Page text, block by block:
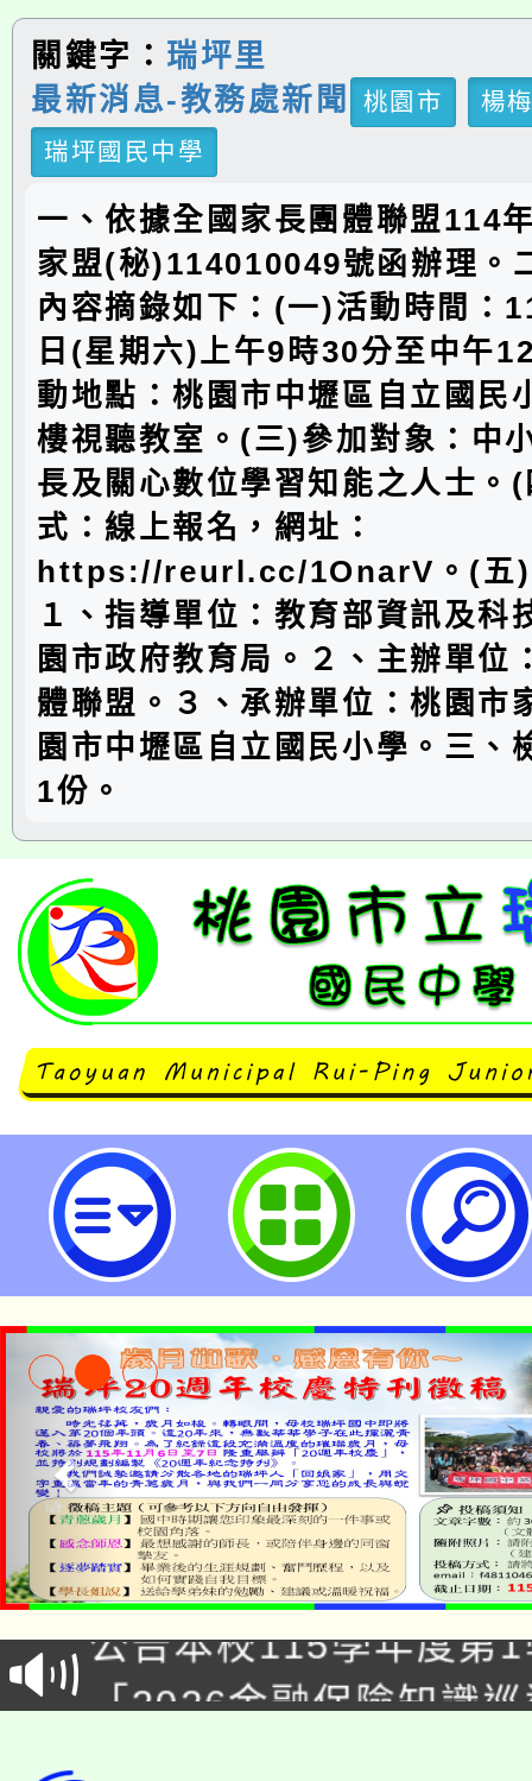
關鍵字： 瑞坪里
最新消息-教務處新聞
桃園市
楊
瑞坪國民中學
一、依據全國家長團體聯盟114
家盟(秘)114010049號函辦理。
內容摘錄如下：(一)活動時間：
日(星期六)上午9時30分至中午
動地點：桃園市中壢區自立國民
樓視聽教室。(三)參加對象：中
長及關心數位學習知能之人士。
式：線上報名，網址：
https://reurl.cc/1OnarV。(五)
１、指導單位：教育部資訊及科
園市政府教育局。２、主辦單位
體聯盟。３、承辦單位：桃園市
園市中壢區自立國民小學。三、
1份。
114年度讓你的孩子贏在自主學習
計畫-中小學家長數位學習知能推
國民中學
淨零綠領人才培育課程
代理(課)教師甄選結果
「2026金融保險知識